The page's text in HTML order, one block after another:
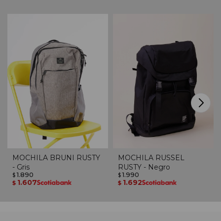
MOCHILA BRUNI RUSTY
- Gris
$ 1.890
$ 1.607
MOCHILA RUSSEL
RUSTY - Negro
$ 1.990
$ 1.692